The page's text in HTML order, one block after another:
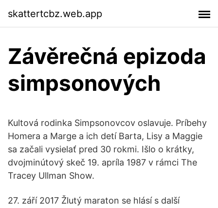
skattertcbz.web.app
Závěrečná epizoda
simpsonových
Kultová rodinka Simpsonovcov oslavuje. Príbehy
Homera a Marge a ich detí Barta, Lisy a Maggie
sa začali vysielať pred 30 rokmi. Išlo o krátky,
dvojminútový skeč 19. apríla 1987 v rámci The
Tracey Ullman Show.
27. září 2017 Žlutý maraton se hlásí s další